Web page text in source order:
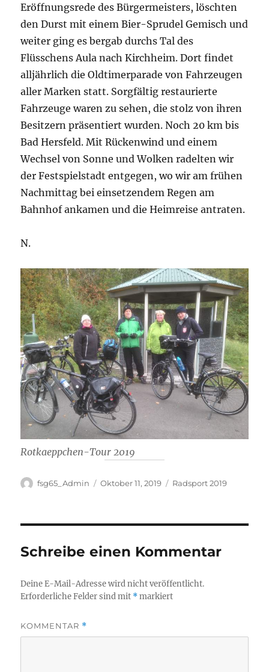
Eröffnungsrede des Bürgermeisters, löschten
den Durst mit einem Bier-Sprudel Gemisch und
weiter ging es bergab durchs Tal des
Flüsschens Aula nach Kirchheim. Dort findet
alljährlich die Oldtimerparade von Fahrzeugen
aller Marken statt. Sorgfältig restaurierte
Fahrzeuge waren zu sehen, die stolz von ihren
Besitzern präsentiert wurden. Noch 20 km bis
Bad Hersfeld. Mit Rückenwind und einem
Wechsel von Sonne und Wolken radelten wir
der Festspielstadt entgegen, wo wir am frühen
Nachmittag bei einsetzendem Regen am
Bahnhof ankamen und die Heimreise antraten.
N.
Rotkaeppchen-Tour 2019
Autor
fsg65_Admin
Veröffentlicht
Oktober 11, 2019 Kategorien
Radsport 2019
Schreibe einen Kommentar
Deine E-Mail-Adresse wird nicht veröffentlicht.
Erforderliche Felder sind mit *markiert
KOMMENTAR *